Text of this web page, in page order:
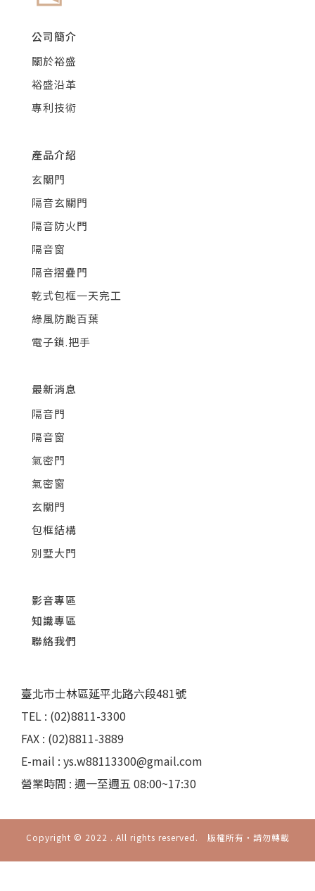
公司簡介
關於裕盛
裕盛沿革
專利技術
產品介紹
玄關門
隔音玄關門
隔音防火門
隔音窗
隔音摺疊門
乾式包框一天完工
綠風防颱百葉
電子鎖.把手
最新消息
隔音門
隔音窗
氣密門
氣密窗
玄關門
包框結構
別墅大門
影音專區
知識專區
聯絡我們
臺北市士林區延平北路六段481號
TEL : (02)8811-3300
FAX : (02)8811-3889
E-mail : ys.w88113300@gmail.com
營業時間 : 週一至週五 08:00~17:30
Copyright © 2022 . All rights reserved. 版權所有‧請勿轉載